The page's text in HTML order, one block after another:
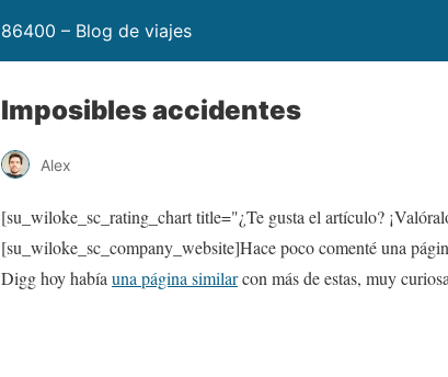
86400 – Blog de viajes
Imposibles accidentes
Alex
[su_wiloke_sc_rating_chart title="¿Te gusta el artículo?
[su_wiloke_sc_company_website]Hace poco comenté una
Digg hoy había una página similarcon más de estas, muy